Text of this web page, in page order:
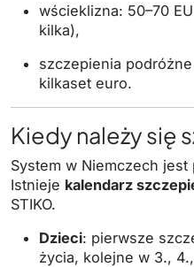
wścieklizna: 50–70
kilka),
szczepienia
kilkaset euro.
Kiedy należy się
System w Niemczech
Istnieje kalendarz
STIKO.
Dzieci: pierwsze
życia, kolejne w 3.,